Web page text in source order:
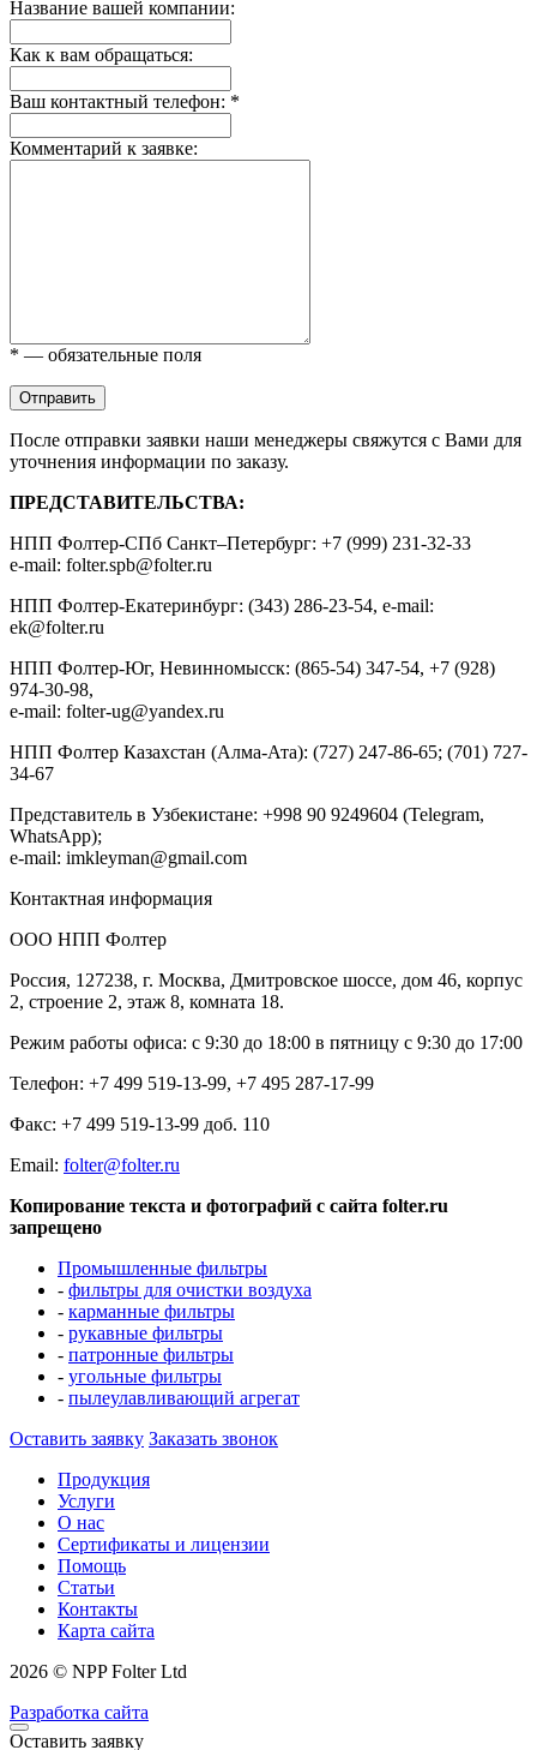
Название вашей компании:
Как к вам обращаться:
Ваш контактный телефон: *
Комментарий к заявке:
* — обязательные поля
Отправить
После отправки заявки наши менеджеры свяжутся с Вами для
уточнения информации по заказу.
ПРЕДСТАВИТЕЛЬСТВА:
НПП Фолтер-СПб Санкт–Петербург: +7 (999) 231-32-33
e-mail: folter.spb@folter.ru
НПП Фолтер-Екатеринбург: (343) 286-23-54, e-mail:
ek@folter.ru
НПП Фолтер-Юг, Невинномысск: (865-54) 347-54, +7 (928)
974-30-98,
e-mail: folter-ug@yandex.ru
НПП Фолтер Казахстан (Алма-Ата): (727) 247-86-65; (701) 727-
34-67
Представитель в Узбекистане: +998 90 9249604 (Telegram,
WhatsApp);
e-mail: imkleyman@gmail.com
Контактная информация
ООО НПП Фолтер
Россия, 127238, г. Москва, Дмитровское шоссе, дом 46, корпус
2, строение 2, этаж 8, комната 18.
Режим работы офиса: с 9:30 до 18:00 в пятницу с 9:30 до 17:00
Телефон: +7 499 519-13-99, +7 495 287-17-99
Факс: +7 499 519-13-99 доб. 110
Еmail: folter@folter.ru
Копирование текста и фотографий с сайта folter.ru
запрещено
Промышленные фильтры
- фильтры для очистки воздуха
- карманные фильтры
- рукавные фильтры
- патронные фильтры
- угольные фильтры
- пылеулавливающий агрегат
Оставить заявку Заказать звонок
Продукция
Услуги
О нас
Сертификаты и лицензии
Помощь
Статьи
Контакты
Карта сайта
2026 © NPP Folter Ltd
Разработка сайта
Оставить заявку